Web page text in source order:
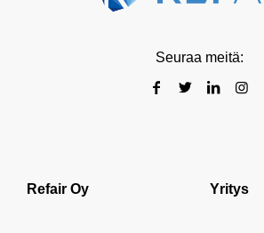
Seuraa meitä:
Refair Oy Yritys